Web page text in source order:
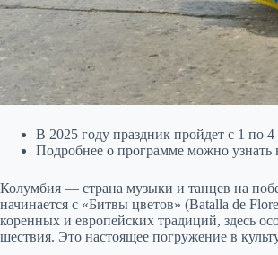
В 2025 году праздник пройдет с 1 по 4
Подробнее о программе можно узнать
Колумбия — страна музыки и танцев на
начинается с «Битвы цветов» (Batalla de
коренных и европейских традиций, здесь
шествия. Это настоящее погружение в